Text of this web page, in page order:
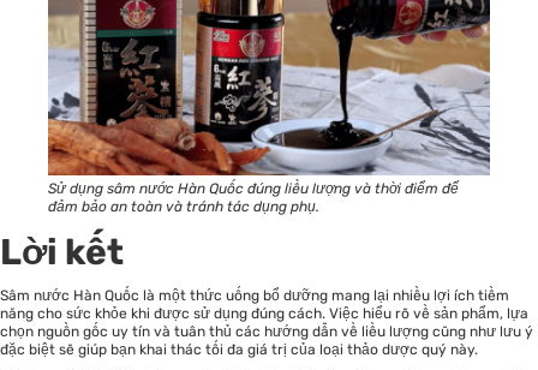
Sử dụng sâm nước Hàn Quốc đúng liều lượng và thời điểm để
đảm bảo an toàn và tránh tác dụng phụ.
Lời kết
Sâm nước Hàn Quốc là một thức uống bổ dưỡng mang lại nhiều lợi ích tiềm
năng cho sức khỏe khi được sử dụng đúng cách. Việc hiểu rõ về sản phẩm, lựa
chọn nguồn gốc uy tín và tuân thủ các hướng dẫn về liều lượng cũng như lưu ý
đặc biệt sẽ giúp bạn khai thác tối đa giá trị của loại thảo dược quý này.